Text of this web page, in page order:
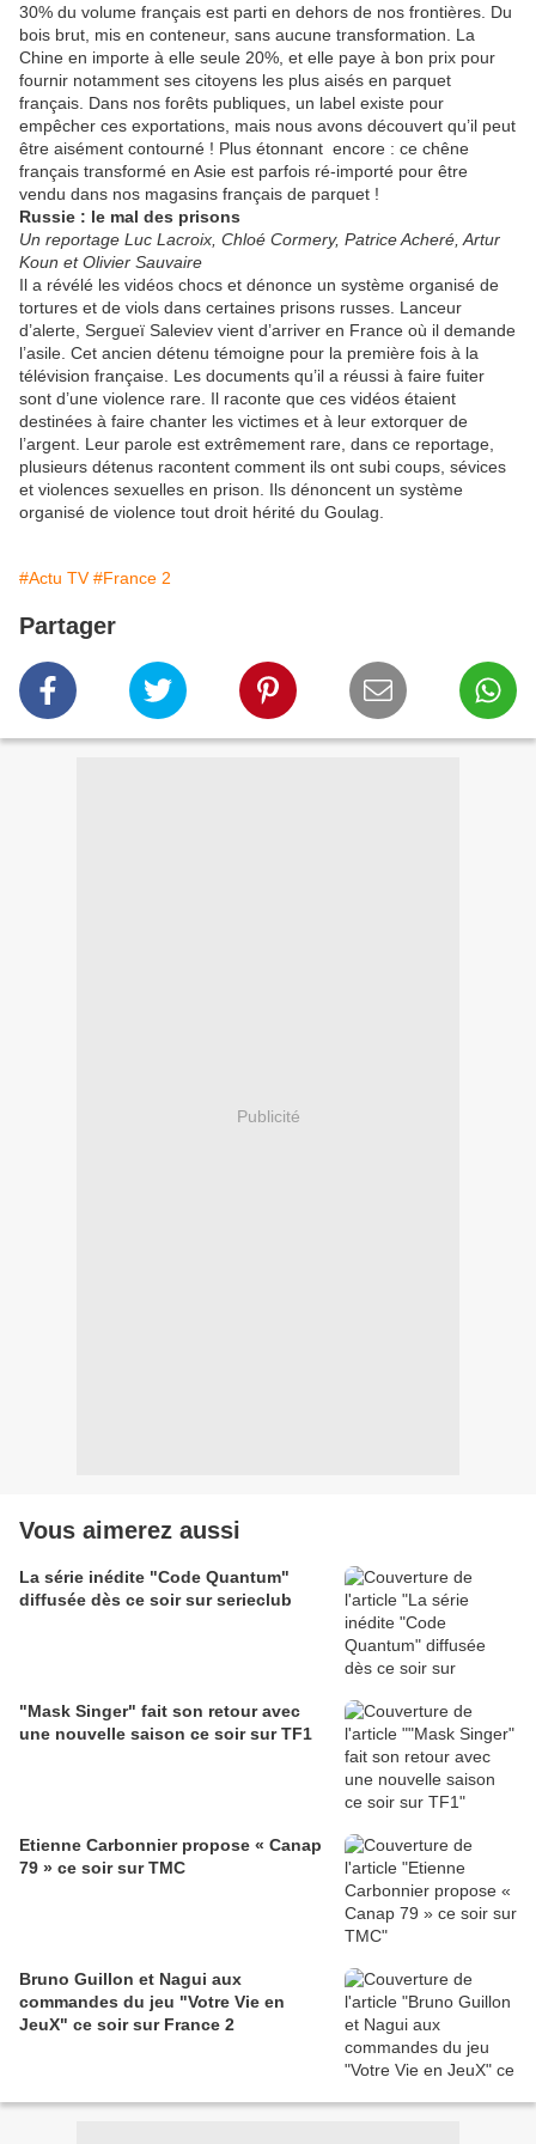
30% du volume français est parti en dehors de nos frontières. Du
bois brut, mis en conteneur, sans aucune transformation. La
Chine en importe à elle seule 20%, et elle paye à bon prix pour
fournir notamment ses citoyens les plus aisés en parquet
français. Dans nos forêts publiques, un label existe pour
empêcher ces exportations, mais nous avons découvert qu’il peut
être aisément contourné ! Plus étonnant encore : ce chêne
français transformé en Asie est parfois ré-importé pour être
vendu dans nos magasins français de parquet !
Russie : le mal des prisons
Un reportage Luc Lacroix, Chloé Cormery, Patrice Acheré, Artur
Koun et Olivier Sauvaire
Il a révélé les vidéos chocs et dénonce un système organisé de
tortures et de viols dans certaines prisons russes. Lanceur
d’alerte, Sergueï Saleviev vient d’arriver en France où il demande
l’asile. Cet ancien détenu témoigne pour la première fois à la
télévision française. Les documents qu’il a réussi à faire fuiter
sont d’une violence rare. Il raconte que ces vidéos étaient
destinées à faire chanter les victimes et à leur extorquer de
l’argent. Leur parole est extrêmement rare, dans ce reportage,
plusieurs détenus racontent comment ils ont subi coups, sévices
et violences sexuelles en prison. Ils dénoncent un système
organisé de violence tout droit hérité du Goulag.
#Actu TV #France 2
Partager
Publicité
Vous aimerez aussi
La série inédite "Code Quantum"
diffusée dès ce soir sur serieclub
"Mask Singer" fait son retour avec
une nouvelle saison ce soir sur TF1
Etienne Carbonnier propose « Canap
79 » ce soir sur TMC
Bruno Guillon et Nagui aux
commandes du jeu "Votre Vie en
JeuX" ce soir sur France 2